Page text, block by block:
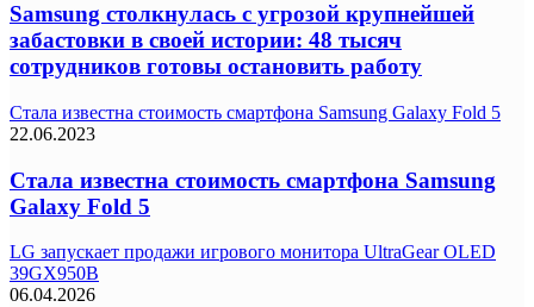
Samsung столкнулась с угрозой крупнейшей
забастовки в своей истории: 48 тысяч
сотрудников готовы остановить работу
Стала известна стоимость смартфона Samsung Galaxy Fold 5
22.06.2023
Стала известна стоимость смартфона Samsung
Galaxy Fold 5
LG запускает продажи игрового монитора UltraGear OLED
39GX950B
06.04.2026